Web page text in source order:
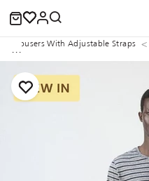
Trousers With Adjustable Straps